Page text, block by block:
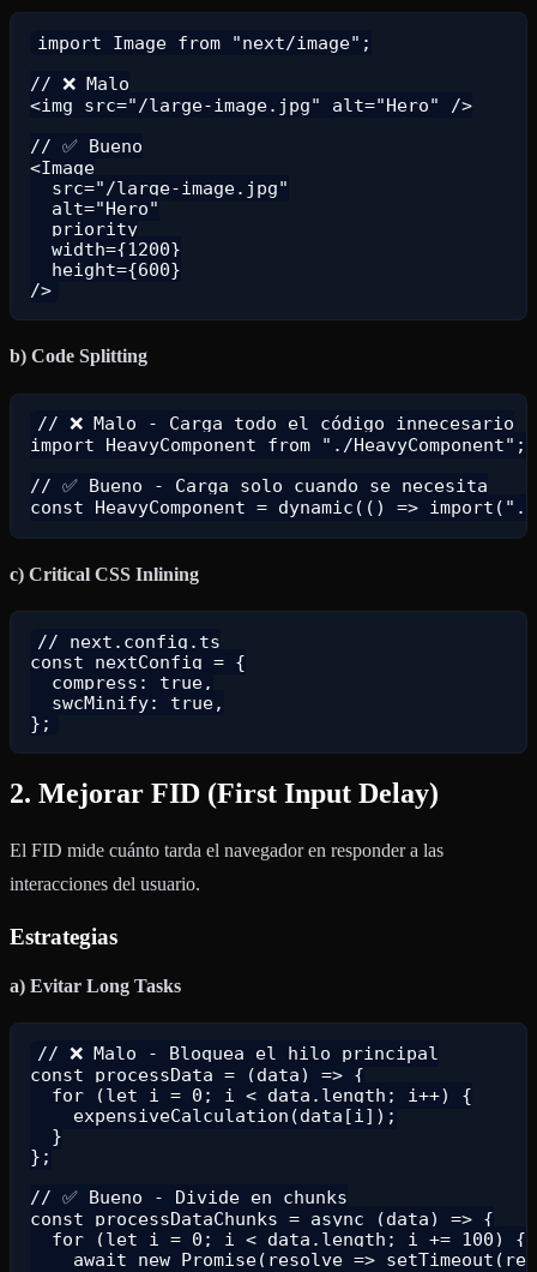
import Image from "next/image";
// ❌ Malo
<img src="/large-image.jpg" alt="Hero" />
// ✅ Bueno
<Image
  src="/large-image.jpg"
  alt="Hero"
  priority
  width={1200}
  height={600}
b) Code Splitting
// ❌ Malo - Carga todo el código innecesario
import HeavyComponent from "./HeavyComponent";
// ✅ Bueno - Carga solo cuando se necesita
c) Critical CSS Inlining
// next.config.ts
const nextConfig = {
  compress: true,
  swcMinify: true,
2. Mejorar FID (First Input Delay)
El FID mide cuánto tarda el navegador en responder a las
interacciones del usuario.
Estrategias
a) Evitar Long Tasks
// ❌ Malo - Bloquea el hilo principal
const processData = (data) => {
  for (let i = 0; i < data.length; i++) {
    expensiveCalculation(data[i]);
  }
};
// ✅ Bueno - Divide en chunks
const processDataChunks = async (data) => {
  for (let i = 0; i < data.length; i += 100) {
await new Promise(resolve =>